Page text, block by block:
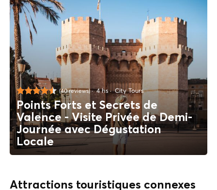
(40 reviews) 4 hs City Tours
Points Forts et Secrets de
Valence - Visite Privée de Demi-
Journée avec Dégustation
Locale
Attractions touristiques connexes